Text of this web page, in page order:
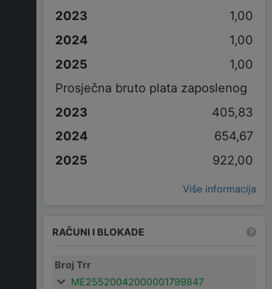
1,00
1,00
1,00
Prosječna bruto plata zaposlenog
405,83
654,67
922,00
Više informacija
RAČUNI I BLOKADE
Broj Trr
ME25520042000001799847